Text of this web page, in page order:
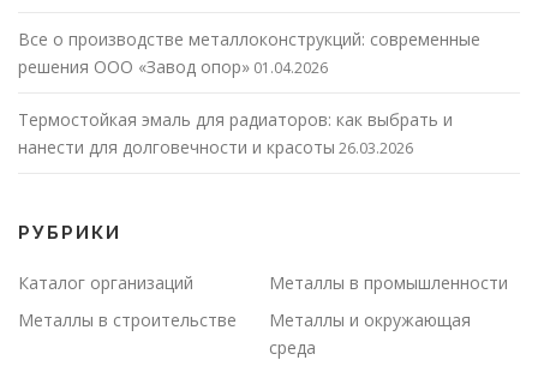
Все о производстве металлоконструкций: современные
решения ООО «Завод опор» 01.04.2026
Термостойкая эмаль для радиаторов: как выбрать и
нанести для долговечности и красоты 26.03.2026
РУБРИКИ
Каталог организаций
Металлы в промышленности
Металлы в строительстве
Металлы и окружающая
среда